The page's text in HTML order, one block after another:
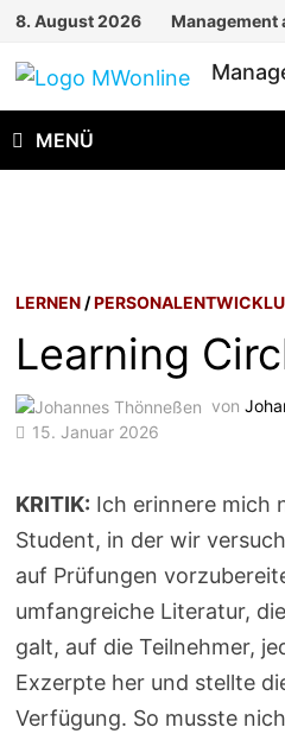
Zum
springen
8. August 2026 Management
MENÜ
LERNEN /
Learning
von
15. Januar 2026
KRITIK: Ich erinnere mich
Student, in der wir
auf Prüfungen
umfangreiche Literatur,
galt, auf die Teilnehmer,
Exzerpte her und stellte
Verfügung. So musste